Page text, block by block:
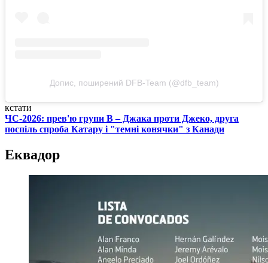
Допис, поширений DFB-Team (@dfb_team)
кстати
ЧС-2026: прев'ю групи B – Джака проти Джеко, друга
поспіль спроба Катару і "темні конячки" з Канади
Еквадор